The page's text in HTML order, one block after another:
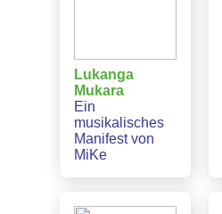
Lukanga
Mukara
Ein
musikalisches
Manifest von
MiKe